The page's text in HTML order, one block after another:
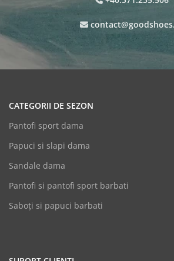
CATEGORII DE SEZON
Pantofi sport dama
Papuci si slapi dama
Sandale dama
Pantofi si pantofi sport barbati
Saboți si papuci barbati